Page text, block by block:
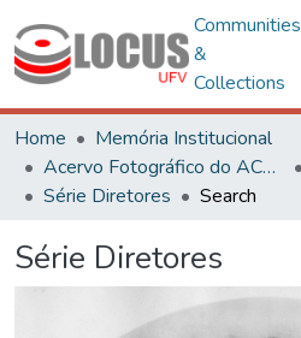
Communities
&
Collections
Home
Memória Institucional
Acervo Fotográfico do ACH-UFV
Série Diretores
Search
Série Diretores